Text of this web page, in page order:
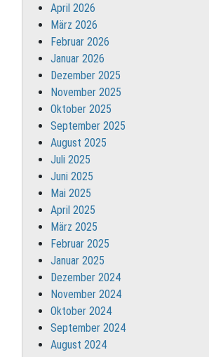
April 2026
März 2026
Februar 2026
Januar 2026
Dezember 2025
November 2025
Oktober 2025
September 2025
August 2025
Juli 2025
Juni 2025
Mai 2025
April 2025
März 2025
Februar 2025
Januar 2025
Dezember 2024
November 2024
Oktober 2024
September 2024
August 2024